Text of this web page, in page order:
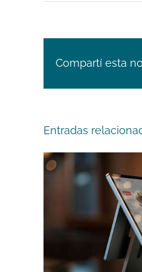
Compartí esta
Entradas
El rol